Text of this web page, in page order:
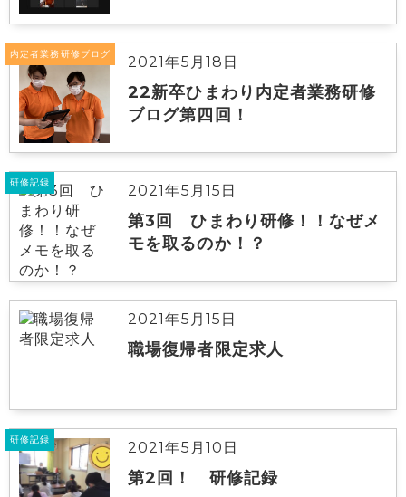
内定者業務研修ブログ 2021年5月18日
22新卒ひまわり内定者業務研修
ブログ第四回！
研修記録 2021年5月15日
第3回 ひまわり研修！！なぜメ
モを取るのか！？
2021年5月15日
職場復帰者限定求人
研修記録 2021年5月10日
第2回！ 研修記録